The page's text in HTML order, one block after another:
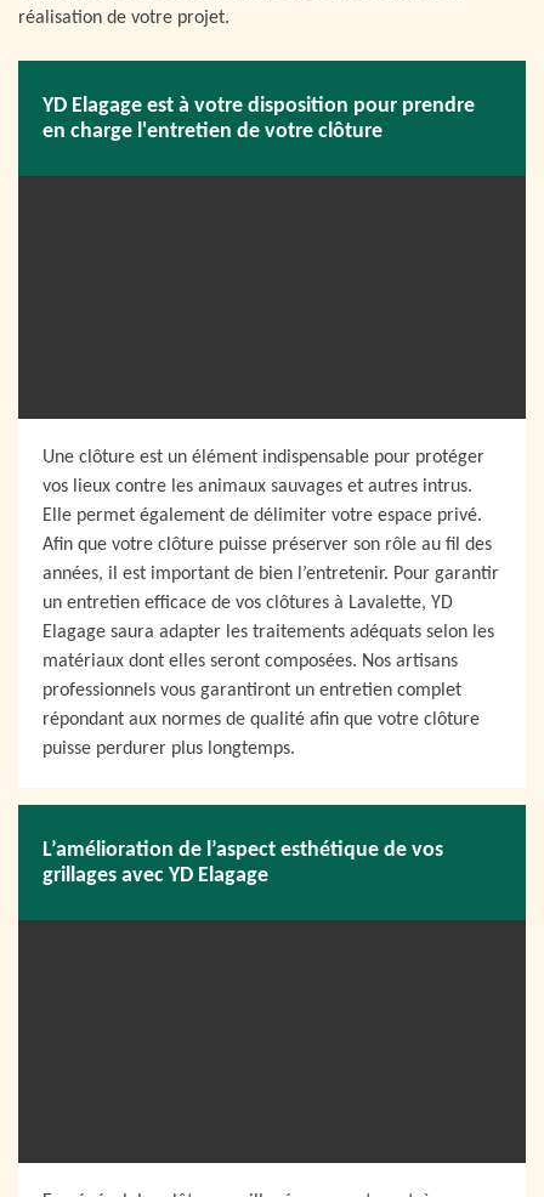
réalisation de votre projet.
YD Elagage est à votre disposition pour prendre
en charge l'entretien de votre clôture
Une clôture est un élément indispensable pour protéger
vos lieux contre les animaux sauvages et autres intrus.
Elle permet également de délimiter votre espace privé.
Afin que votre clôture puisse préserver son rôle au fil des
années, il est important de bien l’entretenir. Pour garantir
un entretien efficace de vos clôtures à Lavalette, YD
Elagage saura adapter les traitements adéquats selon les
matériaux dont elles seront composées. Nos artisans
professionnels vous garantiront un entretien complet
répondant aux normes de qualité afin que votre clôture
puisse perdurer plus longtemps.
L’amélioration de l’aspect esthétique de vos
grillages avec YD Elagage